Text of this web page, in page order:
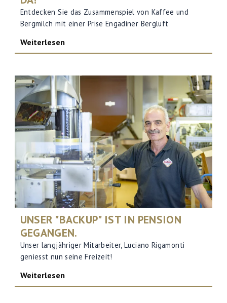
Entdecken Sie das Zusammenspiel von Kaffee und
Bergmilch mit einer Prise Engadiner Bergluft
Weiterlesen
UNSER "BACKUP" IST IN PENSION
GEGANGEN.
Unser langjähriger Mitarbeiter, Luciano Rigamonti
geniesst nun seine Freizeit!
Weiterlesen